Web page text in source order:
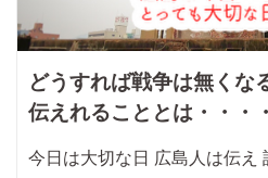
どうすれば戦争は無くな
伝えれることとは・・・
今日は大切な日 広島人は伝